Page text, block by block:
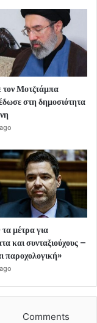
τον Μοτζτάμπα
στη δημοσιότητα
μέτρα για
και συνταξιούχους –
παροχολογική»
Comments